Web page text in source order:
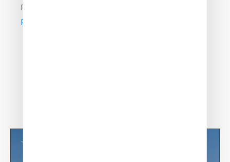
Pour en savoir plus :
participations.fr/co-investissement